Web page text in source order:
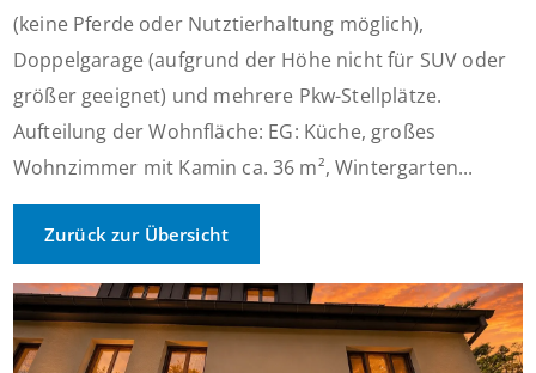
(keine Pferde oder Nutztierhaltung möglich),
Doppelgarage (aufgrund der Höhe nicht für SUV oder
größer geeignet) und mehrere Pkw-Stellplätze.
Aufteilung der Wohnfläche: EG: Küche, großes
Wohnzimmer mit Kamin ca. 36 m², Wintergarten...
Zurück zur Übersicht